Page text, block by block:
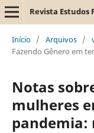
Revista Estudos
Início / Arquivos /
Fazendo Gênero em
Notas
mulheres
pandemia: